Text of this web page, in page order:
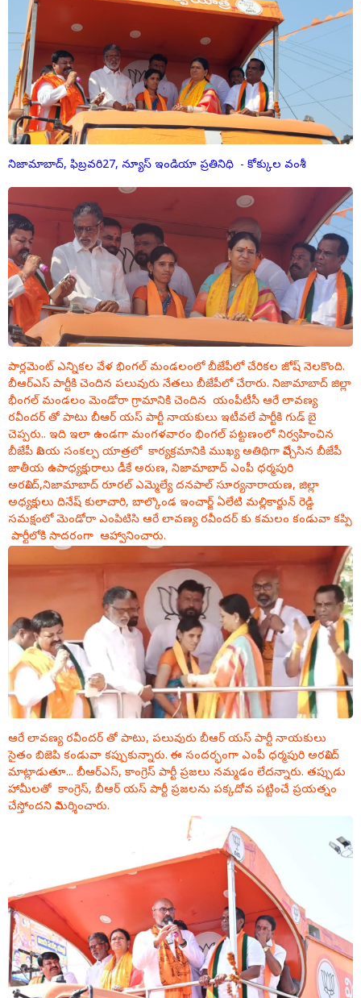
నిజామాబాద్, ఫిబ్రవరి27, న్యూస్ ఇండియా ప్రతినిధి - కోక్కుల వంశీ
పార్లమెంట్ ఎన్నికల వేళ భింగల్ మండలంలో బీజేపీలో చేరికల జోష్ నెలకొంది.
బీఆర్ఎస్ పార్టీకి చెందిన పలువురు నేతలు బీజేపీలో చేరారు. నిజామాబాద్ జిల్లా
భీంగల్ మండలం మెండోరా గ్రామానికి చెందిన యంపీటీసీ ఆరే లావణ్య
రవీందర్ తో పాటు బీఆర్ యస్ పార్టీ నాయకులు ఇటీవలే పార్టీకి గుడ్ బై
చెప్పరు.. ఇది ఇలా ఉండగా మంగళవారం భింగల్ పట్టణంలో నిర్వహించిన
బీజేపీ విజయ సంకల్ప యాత్రలో కార్యక్రమానికి ముఖ్య అతిథిగా విచ్చేసిన బీజేపీ
జాతీయ ఉపాధ్యక్షురాలు డీకే అరుణ, నిజామాబాద్ ఎంపీ ధర్మపురి
అరవింద్,నిజామాబాద్ రూరల్ ఎమ్మెల్యే దనపాల్ సూర్యనారాయణ, జిల్లా
అధ్యక్షులు దినేష్ కులాచారి, బాల్కొండ ఇంచార్జ్ ఏలేటి మల్లికార్జున్ రెడ్డి
సమక్షంలో మెండోరా ఎంపిటిసి ఆరే లావణ్య రవీందర్ కు కమలం కండువా కప్పి
పార్టీలోకి సాదరంగా ఆహ్వానించారు.
ఆరే లావణ్య రవీందర్ తో పాటు, పలువురు బీఆర్ యస్ పార్టీ నాయకులు
సైతం బిజెపి కండువా కప్పుకున్నారు. ఈ సందర్భంగా ఎంపీ ధర్మపురి అరవింద్
మాట్లాడుతూ... బీఆర్ఎస్, కాంగ్రెస్ పార్టీ ప్రజలు నమ్మడం లేదన్నారు. తప్పుడు
హామీలతో కాంగ్రెస్, బీఆర్ యస్ పార్టీ ప్రజలను పక్కదోవ పట్టించే ప్రయత్నం
చేస్తోందని విమర్శించారు.